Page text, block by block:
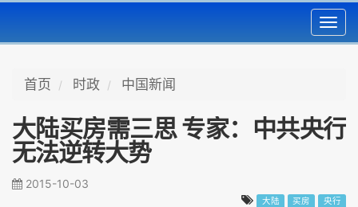
首页 时政 中国新闻
大陆买房需三思 专家：中共央行
无法逆转大势
2015-10-03
大陆 买房 央行